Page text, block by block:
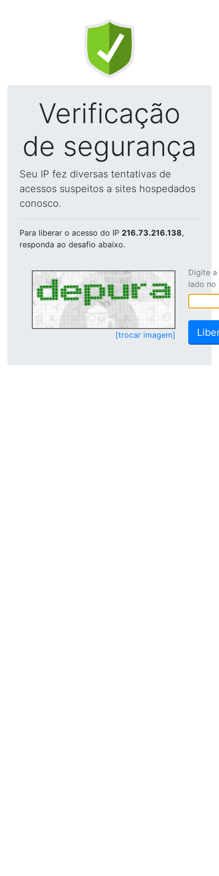
Verificação
de segurança
Seu IP fez diversas tentativas de
acessos suspeitos a sites hospedados
conosco.
Para liberar o acesso do IP 216.73.216.138,
responda ao desafio abaixo.
[trocar imagem]
Digite
lado no